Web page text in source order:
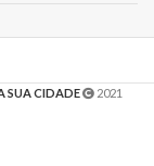
SUA CIDADE
2021